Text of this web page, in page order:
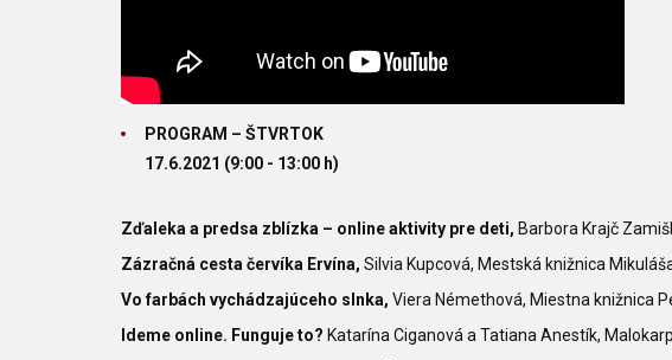
PROGRAM – ŠTVRTOK
17.6.2021 (9:00 - 13:00 h)
Zďaleka a predsa zblízka – online aktivity pre deti, Barbora Krajč
Zázračná cesta červíka Ervína, Silvia Kupcová, Mestská knižnica
Vo farbách vychádzajúceho slnka, Viera Némethová, Miestna knižnica
Ideme online. Funguje to? Katarína Ciganová a Tatiana Anestík,